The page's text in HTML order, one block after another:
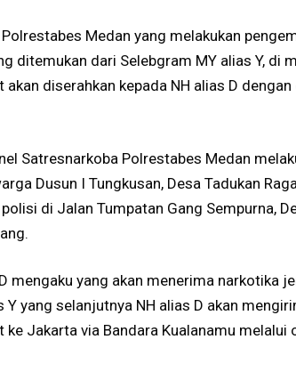
Medan yang melakukan
ditemukan dari Selebgram MY alias Y, di
diserahkan kepada NH alias D dengan
Satresnarkoba Polrestabes Medan
Dusun I Tungkusan, Desa Tadukan
di Jalan Tumpatan Gang Sempurna,
mengaku yang akan menerima narkotika
yang selanjutnya NH alias D akan
Jakarta via Bandara Kualanamu melalui